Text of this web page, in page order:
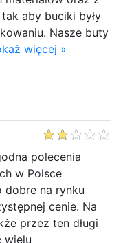
aby buciki były
Nasze buty
więcej »
polecenia
w Polsce
dobre na rynku
cenie. Na
przez ten długi
wielu